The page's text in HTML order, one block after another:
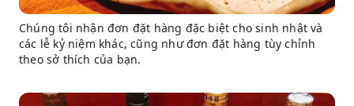
Chúng tôi nhận đơn đặt hàng đặc biệt cho sinh nhật và
các lễ kỷ niệm khác, cũng như đơn đặt hàng tùy chỉnh
theo sở thích của bạn.